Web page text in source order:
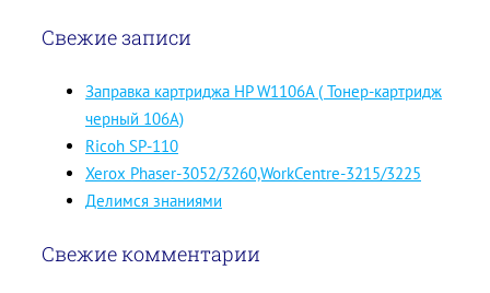
Свежие записи
Заправка картриджа HP W1106A ( Тонер-картридж
черный 106A)
Ricoh SP-110
Xerox Phaser-3052/3260,WorkCentre-3215/3225
Делимся знаниями
Свежие комментарии